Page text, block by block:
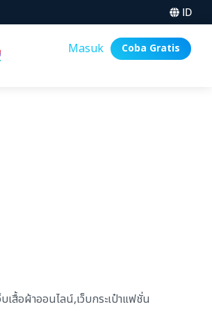
ID
Masuk Coba Gratis
เสื้อผ้าออนไลน์,เว็บกระเป๋าแฟชั่น